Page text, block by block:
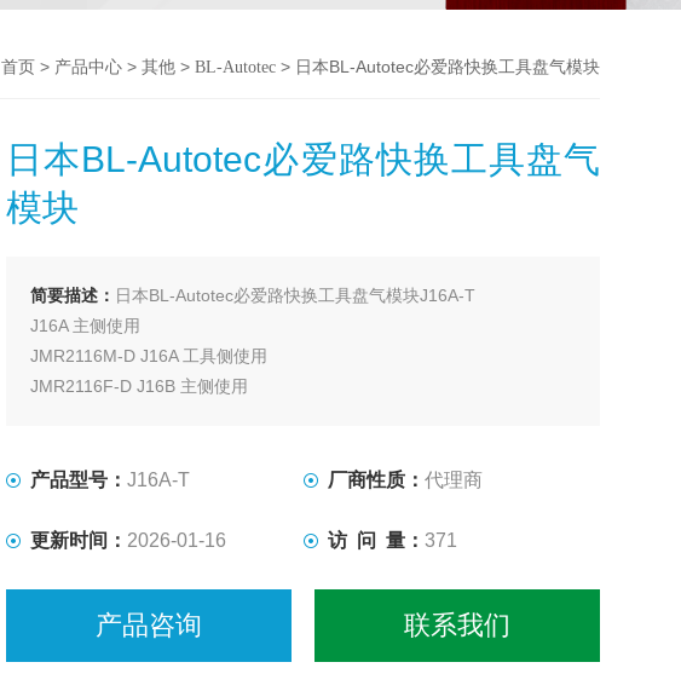
首页> 产品中心> 其他> BL-Autotec> 日本BL-Autotec必爱路快换工具盘气模块
日本BL-Autotec必爱路快换工具盘气
模块
简要描述： 日本BL-Autotec必爱路快换工具盘气模块J16A-T
J16A 主侧使用
JMR2116M-D J16A 工具侧使用
JMR2116F-D J16B 主侧使用
产品型号：J16A-T 厂商性质： 代理商
更新时间： 2026-01-16 访 问 量： 371
产品咨询 联系我们